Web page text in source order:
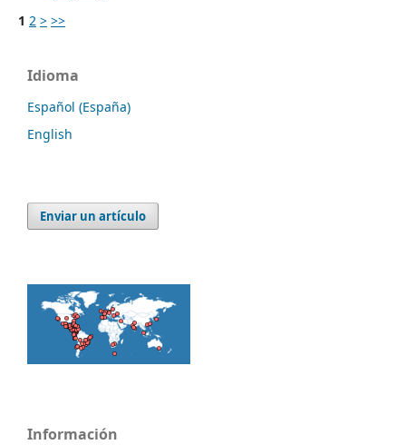
1 2 > >>
Idioma
Español (España)
English
Enviar un artículo
Información